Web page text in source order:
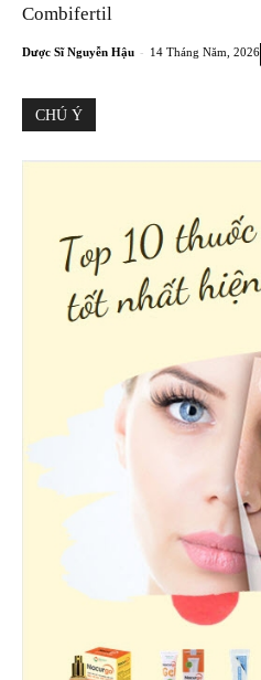
Combifertil
Dược Sĩ Nguyễn Hậu - 14 Tháng Năm, 2026
CHÚ Ý